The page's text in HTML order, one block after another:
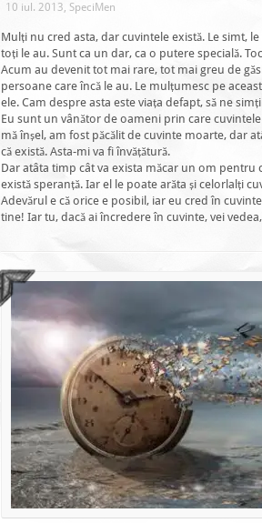
10 iul. 2013, SpeciMen
Mulți nu cred asta, dar cuvintele există. Le simt,
toți le au. Sunt ca un dar, ca o putere specială.
Acum au devenit tot mai rare, tot mai greu de
persoane care încă le au. Le mulțumesc pe
ele. Cam despre asta este viața defapt, să ne
Eu sunt un vânător de oameni prin care
mă înșel, am fost păcălit de cuvinte moarte, dar
că există. Asta-mi va fi învățătură.
Dar atâta timp cât va exista măcar un om pentru
există speranță. Iar el le poate arăta și celorlalți
Adevărul e că orice e posibil, iar eu cred în
tine! Iar tu, dacă ai încredere în cuvinte, vei